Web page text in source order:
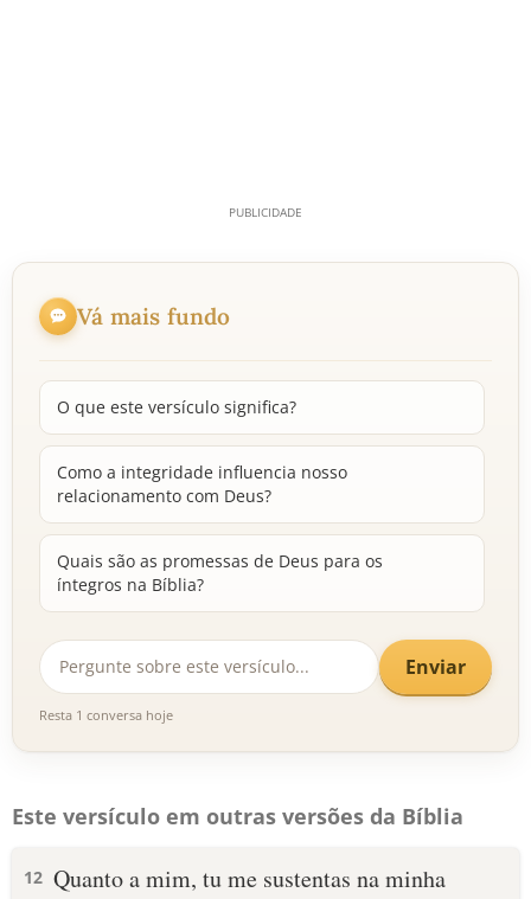
Vá mais fundo
O que este versículo significa?
Como a integridade influencia nosso
relacionamento com Deus?
Quais são as promessas de Deus para os
íntegros na Bíblia?
Enviar
Resta 1 conversa hoje
Este versículo em outras versões da Bíblia
12 Quanto a mim, tu me sustentas na minha